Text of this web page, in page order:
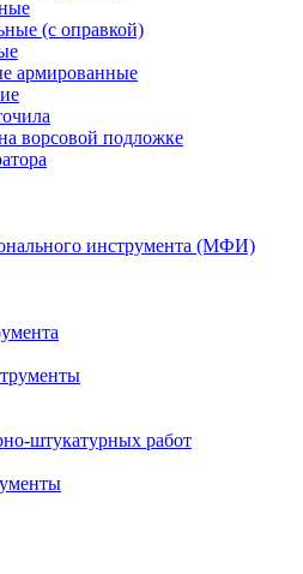
(с оправкой)
армированные
ворсовой подложке
инструмента (МФИ)
штукатурных работ